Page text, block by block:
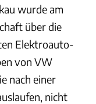
wurde am
über die
Elektroauto-
von VW
nach einer
nicht